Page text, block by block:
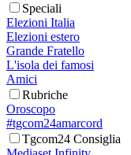
Speciali
Elezioni Italia
Elezioni estero
Grande Fratello
L'isola dei famosi
Amici
Rubriche
Oroscopo
#tgcom24amarcord
Tgcom24 Consiglia